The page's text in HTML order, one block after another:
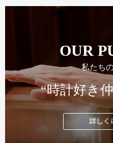
OUR
私たち
“時計好き
詳しく